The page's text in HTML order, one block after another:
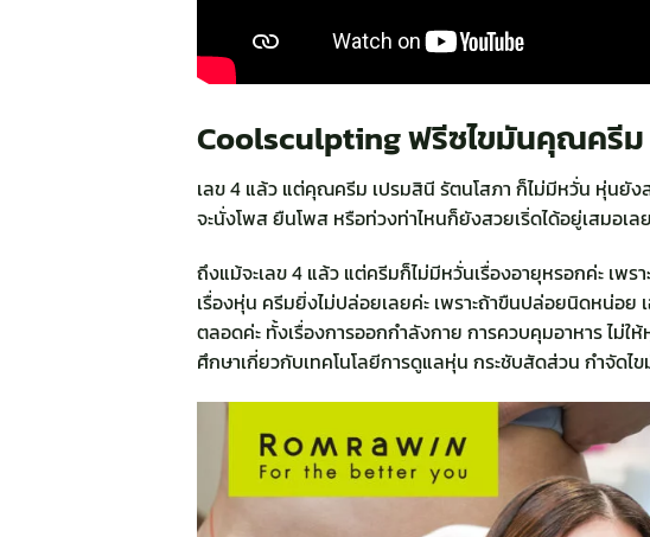
Coolsculpting ฟรีซไขมันคุณครีม
เลข 4 แล้ว แต่คุณครีม เปรมสินี รัตนโสภา ก็ไม่มีหวั่น หุ่นยัง
จะนั่งโพส ยืนโพส หรือท่วงท่าไหนก็ยังสวยเริ่ดได้อยู่เสมอเล
ถึงแม้จะเลข 4 แล้ว แต่ครีมก็ไม่มีหวั่นเรื่องอายุหรอกค่ะ เพร
เรื่องหุ่น ครีมยิ่งไม่ปล่อยเลยค่ะ เพราะถ้าขืนปล่อยนิดหน่อ
ตลอดค่ะ ทั้งเรื่องการออกกำลังกาย การควบคุมอาหาร ไม่
ศึกษาเกี่ยวกับเทคโนโลยีการดูแลหุ่น กระชับสัดส่วน กำจัด